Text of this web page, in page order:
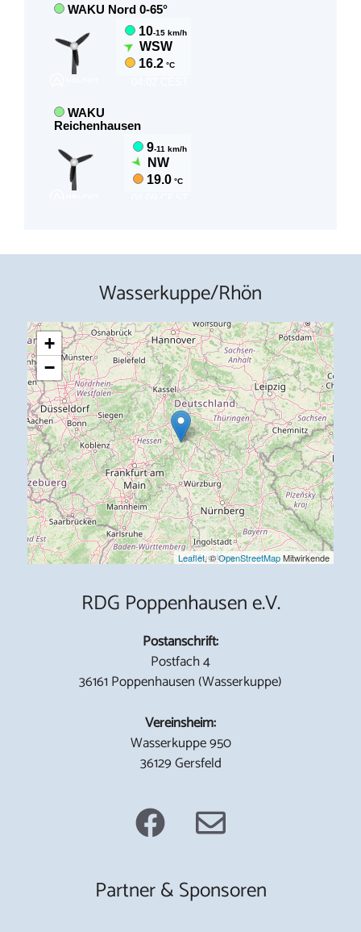
Wasserkuppe/Rhön
+
−
Leaflet, ©OpenStreetMapMitwirkende
RDG Poppenhausen e.V.
Postanschrift:
Postfach 4
36161 Poppenhausen (Wasserkuppe)
Vereinsheim:
Wasserkuppe 950
36129 Gersfeld
Partner & Sponsoren